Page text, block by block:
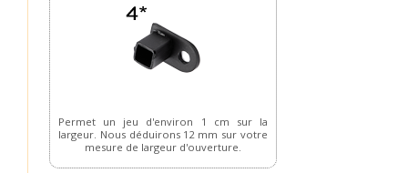
Permet un jeu d'environ 1 cm sur la
largeur. Nous déduirons 12 mm sur votre
mesure de largeur d'ouverture.